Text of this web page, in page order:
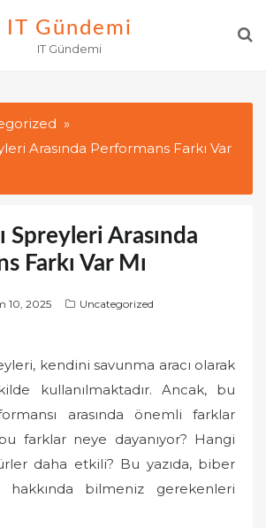
IT Gündemi
IT Gündemi
Arasında Performans Farkı Var
Spreyleri Arasında
Farkı Var Mı
10, 2025
Uncategorized
kendini savunma aracı olarak
kullanılmaktadır. Ancak, bu
arasında önemli farklar
farklar neye dayanıyor? Hangi
daha etkili? Bu yazıda, biber
hakkında bilmeniz gerekenleri